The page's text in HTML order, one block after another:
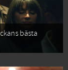
bästa